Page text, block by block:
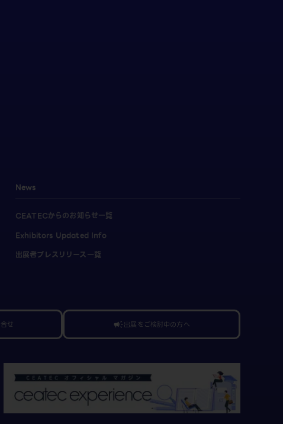
News
CEATECからのお知らせ一覧
Exhibitors Updated Info
出展者プレスリリース一覧
せ campaign出展をご検討中の方へ